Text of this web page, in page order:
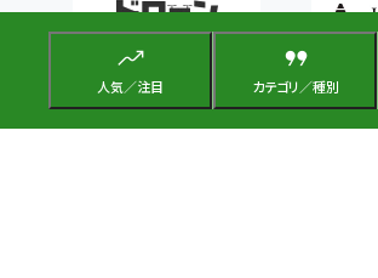
人気／注目 カテゴリ／種別